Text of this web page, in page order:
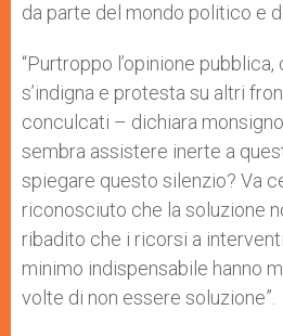
da parte del mondo politico e
“Purtroppo l’opinione
s’indigna e protesta su altri
conculcati – dichiara
sembra assistere inerte a
spiegare questo silenzio? Va
riconosciuto che la soluzione
ribadito che i ricorsi a
minimo indispensabile hanno
volte di non essere soluzione”.